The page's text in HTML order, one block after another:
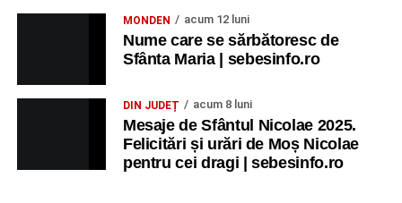
MONDEN acum 12 luni
Nume care se sărbătoresc de
Sfânta Maria | sebesinfo.ro
DIN JUDEȚ acum 8 luni
Mesaje de Sfântul Nicolae 2025.
Felicitări și urări de Moș Nicolae
pentru cei dragi | sebesinfo.ro